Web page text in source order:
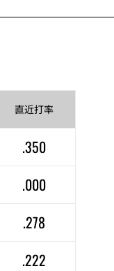
直近打率
.350
.000
.278
.222